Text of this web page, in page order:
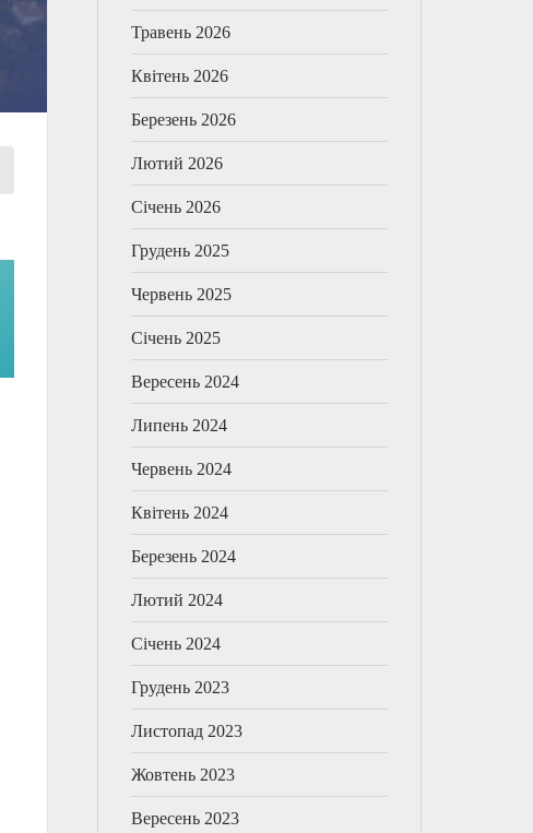
Травень 2026
Квітень 2026
Березень 2026
Лютий 2026
Січень 2026
Грудень 2025
Червень 2025
Січень 2025
Вересень 2024
Липень 2024
Червень 2024
Квітень 2024
Березень 2024
Лютий 2024
Січень 2024
Грудень 2023
Листопад 2023
Жовтень 2023
Вересень 2023